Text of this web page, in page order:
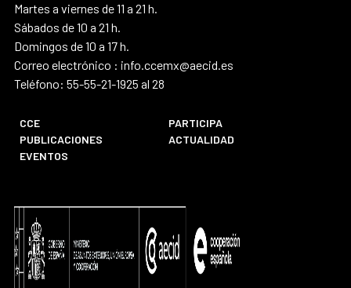
Martes a viernes de 11 a 21 h.
Sábados de 10 a 21 h.
Domingos de 10 a 17 h.
Correo electrónico : info.ccemx@aecid.es
Teléfono: 55-55-21-1925 al 28
CCE
PARTICIPA
PUBLICACIONES
ACTUALIDAD
EVENTOS